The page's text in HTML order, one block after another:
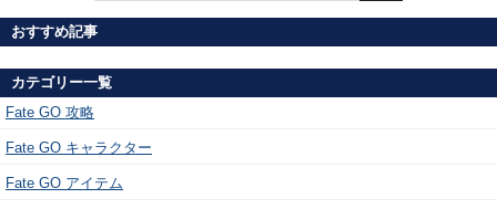
おすすめ記事
カテゴリー一覧
Fate GO 攻略
Fate GO キャラクター
Fate GO アイテム